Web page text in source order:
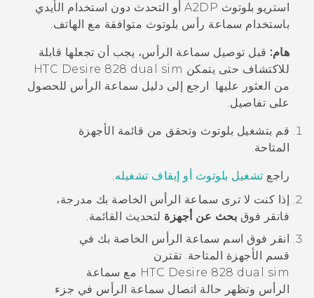
الدعم
أجهزة HTC والملحقات
استريو بلوتوث
A2DP أو التحدث دون استخدام الأيدي
باستخدام سماعة رأس بلوتوث متوافقة مع الهاتف.
هام: قبل توصيل سماعة الرأس، يجب أن تجعلها قابلة
للاكتشاف حتى يتمكن HTC Desire 828 dual sim
من العثور عليها. ارجع إلى دليل سماعة الرأس للحصول
على تفاصيل.
قم بتشغيل بلوتوث وتحقق من قائمة الأجهزة
المتاحة.
راجع تشغيل بلوتوث أو إيقاف تشغيله.
إذا كنت لا ترى سماعة الرأس الخاصة بك مدرجة،
فانقر فوق بحث عن أجهزة لتحديث القائمة.
انقر فوق اسم سماعة الرأس الخاصة بك في
قسم
الأجهزة المتاحة. تقترن
HTC Desire 828 dual sim مع سماعة
الرأس وتظهر حالة اتصال سماعة الرأس في جزء